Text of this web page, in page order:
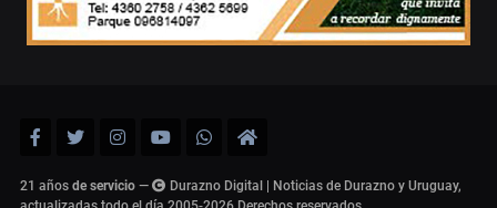
21 años de servicio —
Durazno Digital | Noticias de Durazno y Uruguay,